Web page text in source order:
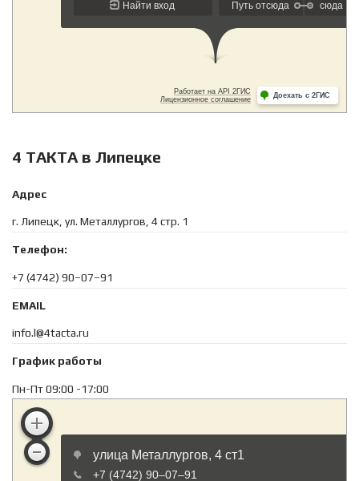
4 ТАКТА в Липецке
Адрес
г. Липецк, ул. Металлургов, 4 стр. 1
Телефон:
+7 (4742) 90–07–91
EMAIL
info.l@4tacta.ru
График работы
Пн-Пт 09:00 -17:00